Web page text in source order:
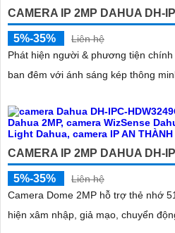
CAMERA IP 2MP DAHUA DH-
5%-35%
Liên hệ
Phát hiện người & phương tiện
ban đêm với ánh sáng kép thông
CAMERA IP 2MP DAHUA DH-
5%-35%
Liên hệ
Camera Dome 2MP hỗ trợ thẻ nhớ
hiện xâm nhập, giả mạo, chuyển